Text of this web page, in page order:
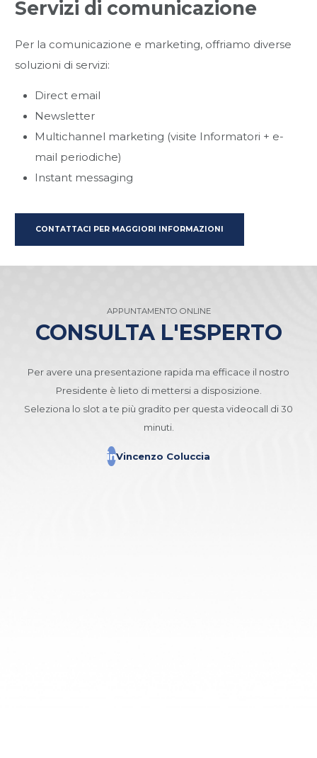
Servizi di comunicazione
Per la comunicazione e marketing, offriamo diverse
soluzioni di servizi:
Direct email
Newsletter
Multichannel marketing (visite Informatori + e-
mail periodiche)
Instant messaging
CONTATTACI PER MAGGIORI INFORMAZIONI
APPUNTAMENTO ONLINE
CONSULTA L'ESPERTO
Per avere una presentazione rapida ma efficace il nostro
Presidente è lieto di mettersi a disposizione.
Seleziona lo slot a te più gradito per questa videocall di 30
minuti.
Vincenzo Coluccia